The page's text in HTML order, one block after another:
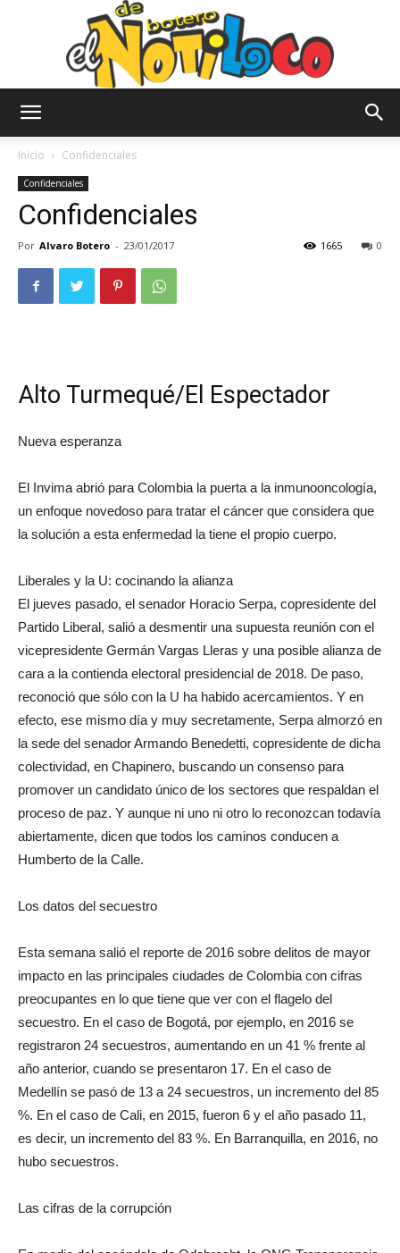
Inicio Confidenciales
Confidenciales
Confidenciales
Por Alvaro Botero - 23/01/2017 0
1665
Alto Turmequé/El Espectador
Nueva esperanza
El Invima abrió para Colombia la puerta a la inmunooncología,
un enfoque novedoso para tratar el cáncer que considera que
la solución a esta enfermedad la tiene el propio cuerpo.
Liberales y la U: cocinando la alianza
El jueves pasado, el senador Horacio Serpa, copresidente del
Partido Liberal, salió a desmentir una supuesta reunión con el
vicepresidente Germán Vargas Lleras y una posible alianza de
cara a la contienda electoral presidencial de 2018. De paso,
reconoció que sólo con la U ha habido acercamientos. Y en
efecto, ese mismo día y muy secretamente, Serpa almorzó en
la sede del senador Armando Benedetti, copresidente de dicha
colectividad, en Chapinero, buscando un consenso para
promover un candidato único de los sectores que respaldan el
proceso de paz. Y aunque ni uno ni otro lo reconozcan todavía
abiertamente, dicen que todos los caminos conducen a
Humberto de la Calle.
Los datos del secuestro
Esta semana salió el reporte de 2016 sobre delitos de mayor
impacto en las principales ciudades de Colombia con cifras
preocupantes en lo que tiene que ver con el flagelo del
secuestro. En el caso de Bogotá, por ejemplo, en 2016 se
registraron 24 secuestros, aumentando en un 41 % frente al
año anterior, cuando se presentaron 17. En el caso de
Medellín se pasó de 13 a 24 secuestros, un incremento del 85
%. En el caso de Cali, en 2015, fueron 6 y el año pasado 11,
es decir, un incremento del 83 %. En Barranquilla, en 2016, no
hubo secuestros.
Las cifras de la corrupción